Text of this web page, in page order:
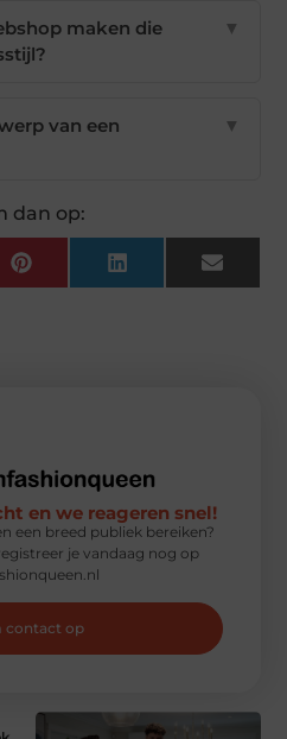
maken die
▼
van een
▼
dan op:
Pinterest LinkedIn Email
en we reageren snel!
een breed publiek bereiken?
je vandaag nog op
contact op